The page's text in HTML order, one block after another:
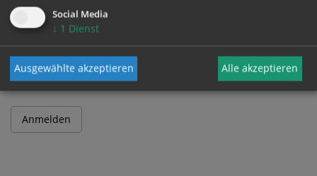
Social Media
↓ 1 Dienst
Ausgewählte akzeptieren Alle akzeptieren